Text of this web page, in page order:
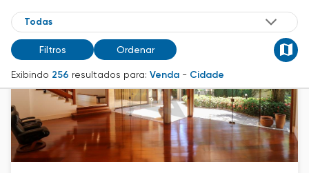
Filtros Ordenar
Exibindo 256 resultados para: Venda - Cidade